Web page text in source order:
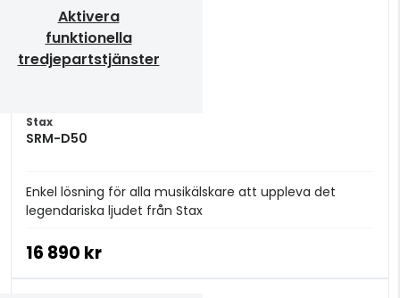
Aktivera
funktionella
tredjepartstjänster
Stax
SRM-D50
Enkel lösning för alla musikälskare att uppleva det
legendariska ljudet från Stax
16 890 kr